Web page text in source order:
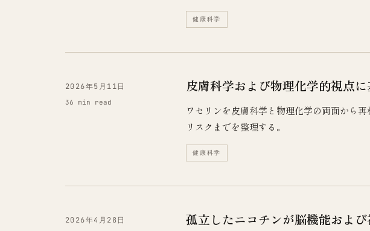
健康科学
2026年5月11日
36 min read
皮膚科学および物理化学的視点
ワセリンを皮膚科学と物理化学の両面から
リスクまでを整理する。
健康科学
2026年4月28日 孤立したニコチンが脳機能およ